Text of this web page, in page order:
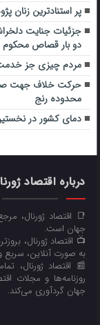
پر استنادترین زنان
جزئیات جنایت
دو بار قصاص محکوم
مردم ‌چیزی جز خدمت
حرکت خلاف جهت
محدوده رنج
دمای کشور در
درباره اقتصاد
📑 اقتصاد ژورنال،
جهان است.
📺 اقتصاد ژورنال،
به صورت آنلاین، سریع
📰 اقتصاد ژورنال،
روزنامه‌ها و مجلات
جهان گردآوری می‌کند.